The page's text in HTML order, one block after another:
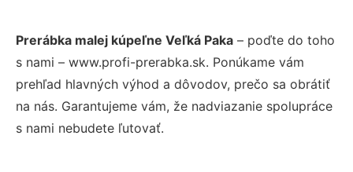
Prerábka malej kúpeľne Veľká Paka – poďte do toho
s nami – www.profi-prerabka.sk. Ponúkame vám
prehľad hlavných výhod a dôvodov, prečo sa obrátiť
na nás. Garantujeme vám, že nadviazanie spolupráce
s nami nebudete ľutovať.